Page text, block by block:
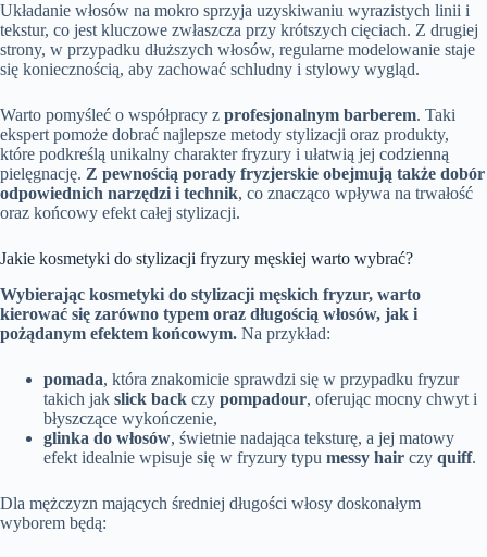
Układanie włosów na mokro sprzyja uzyskiwaniu wyrazistych linii i
tekstur, co jest kluczowe zwłaszcza przy krótszych cięciach. Z drugiej
strony, w przypadku dłuższych włosów, regularne modelowanie staje
się koniecznością, aby zachować schludny i stylowy wygląd.
Warto pomyśleć o współpracy z profesjonalnym barberem. Taki
ekspert pomoże dobrać najlepsze metody stylizacji oraz produkty,
które podkreślą unikalny charakter fryzury i ułatwią jej codzienną
pielęgnację. Z pewnością porady fryzjerskie obejmują także dobór
odpowiednich narzędzi i technik, co znacząco wpływa na trwałość
oraz końcowy efekt całej stylizacji.
Jakie kosmetyki do stylizacji fryzury męskiej warto wybrać?
Wybierając kosmetyki do stylizacji męskich fryzur, warto
kierować się zarówno typem oraz długością włosów, jak i
pożądanym efektem końcowym. Na przykład:
pomada, która znakomicie sprawdzi się w przypadku fryzur
takich jak slick back czy pompadour, oferując mocny chwyt i
błyszczące wykończenie,
glinka do włosów, świetnie nadająca teksturę, a jej matowy
efekt idealnie wpisuje się w fryzury typu messy hair czy quiff.
Dla mężczyzn mających średniej długości włosy doskonałym
wyborem będą: